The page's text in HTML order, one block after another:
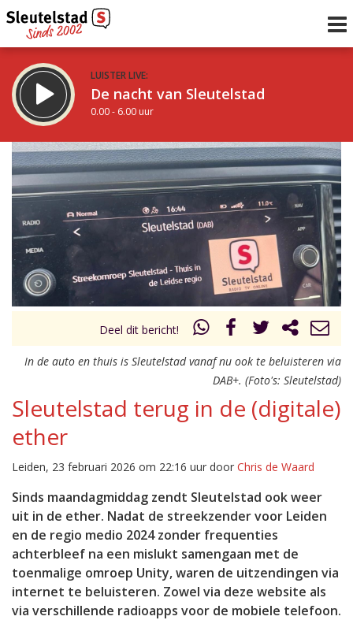
LUISTER LIVE:
De nacht van Sleutelstad
0.00 - 6.00 uur
STRAKS:
De ochtend van Sleutelstad
6.00 - 12.00 uur
Vorig uur
uur 1 van 0 Volgend uur
Deel dit bericht!
In de auto en thuis is Sleutelstad vanaf nu ook te beluisteren via
DAB+. (Foto's: Sleutelstad)
Sleutelstad terug in de (digitale)
ether
Leiden, 23 februari 2026 om 22:16 uur door Chris de Waard
Sinds maandagmiddag zendt Sleutelstad ook weer
uit in de ether. Nadat de streekzender voor Leiden
en de regio medio 2024 zonder frequenties
achterbleef na een mislukt samengaan met de
toenmalige omroep Unity, waren de uitzendingen via
internet te beluisteren. Zowel via deze website als
via verschillende radioapps voor de mobiele telefoon.